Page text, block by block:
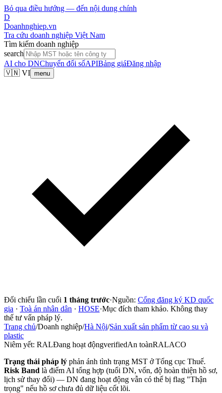
Bỏ qua điều hướng — đến nội dung chính
D
Doanhnghiep.vn
Tra cứu doanh nghiệp Việt Nam
Tìm kiếm doanh nghiệp
search
AI cho DNChuyển đổi sốAPIBảng giáĐăng nhập
🇻🇳 VI menu
Đối chiếu lần cuối 1 tháng trước·Nguồn: Cổng đăng ký KD quốc
gia · Toà án nhân dân · HOSE·Mục đích tham khảo. Không thay
thế tư vấn pháp lý.
Trang chủ/Doanh nghiệp/Hà Nội/Sản xuất sản phẩm từ cao su và
plastic
Niêm yết: RALĐang hoạt độngverifiedAn toànRALACO
Trạng thái pháp lý phản ánh tình trạng MST ở Tổng cục Thuế.
Risk Band là điểm AI tổng hợp (tuổi DN, vốn, độ hoàn thiện hồ sơ,
lịch sử thay đổi) — DN đang hoạt động vẫn có thể bị flag "Thận
trọng" nếu hồ sơ chưa đủ dữ liệu cốt lõi.